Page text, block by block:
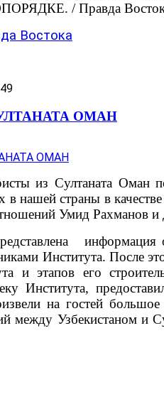
/ Правда Востока.
Востока
ОМАН
из Султаната Оман
нашей страны в
Умид Рахманов и
информация о
Института. После
и этапов его
Института,
на гостей
между Узбекистаном и